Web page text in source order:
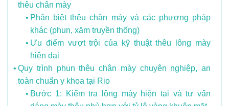
thêu chân mày
Phân biệt thêu chân mày và các phương pháp
khác (phun, xăm truyền thống)
Ưu điểm vượt trội của kỹ thuật thêu lông mày
hiện đại
Quy trình phun thêu chân mày chuyên nghiệp, an
toàn chuẩn y khoa tại Rio
Bước 1: Kiểm tra lông mày hiện tại và tư vấn